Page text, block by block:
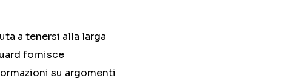
a tenersi alla larga
fornisce
su argomenti